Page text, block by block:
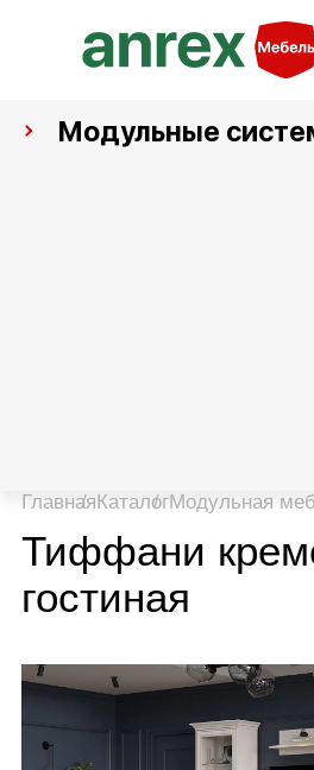
Модульные
ГлавнаяКаталогМодульная
Тиффани
гостиная